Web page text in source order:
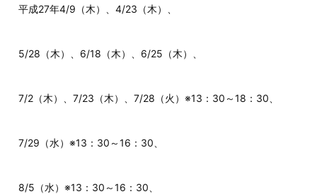
平成27年4/9（木）、4/23（木）、
5/28（木）、6/18（木）、6/25（木）、
7/2（木）、7/23（木）、7/28（火）※13：30～18：30、
7/29（水）※13：30～16：30、
8/5（水）※13：30～16：30、